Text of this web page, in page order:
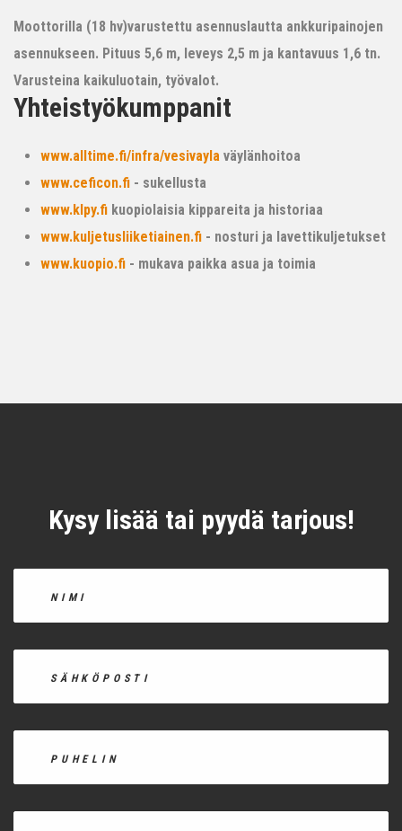
Moottorilla (18 hv)varustettu asennuslautta ankkuripainojen
asennukseen. Pituus 5,6 m, leveys 2,5 m ja kantavuus 1,6 tn.
Varusteina kaikuluotain, työvalot.
Yhteistyökumppanit
www.alltime.fi/infra/vesivayla väylänhoitoa
www.ceficon.fi - sukellusta
www.klpy.fi kuopiolaisia kippareita ja historiaa
www.kuljetusliiketiainen.fi - nosturi ja lavettikuljetukset
www.kuopio.fi - mukava paikka asua ja toimia
Kysy lisää tai pyydä tarjous!